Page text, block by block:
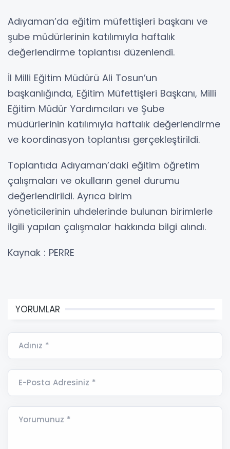
Adıyaman’da eğitim müfettişleri başkanı ve
şube müdürlerinin katılımıyla haftalık
değerlendirme toplantısı düzenlendi.
İl Milli Eğitim Müdürü Ali Tosun’un
başkanlığında, Eğitim Müfettişleri Başkanı, Milli
Eğitim Müdür Yardımcıları ve Şube
müdürlerinin katılımıyla haftalık değerlendirme
ve koordinasyon toplantısı gerçekleştirildi.
Toplantıda Adıyaman’daki eğitim öğretim
çalışmaları ve okulların genel durumu
değerlendirildi. Ayrıca birim
yöneticilerinin uhdelerinde bulunan birimlerle
ilgili yapılan çalışmalar hakkında bilgi alındı.
Kaynak : PERRE
YORUMLAR
Adınız *
E-Posta Adresiniz *
Yorumunuz *